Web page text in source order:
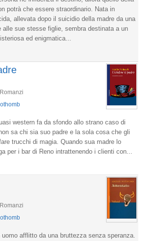
potrà che essere straordinario. Nata in
allevata dopo il suicidio della madre da una
alle sue stesse figlie, sembra destinata a un
ed enigmatica...
western fa da sfondo allo strano caso di
sa chi sia suo padre e la sola cosa che gli
trucchi di magia. Quando sua madre lo
per i bar di Reno intrattenendo i clienti con...
uomo afflitto da una bruttezza senza speranza.